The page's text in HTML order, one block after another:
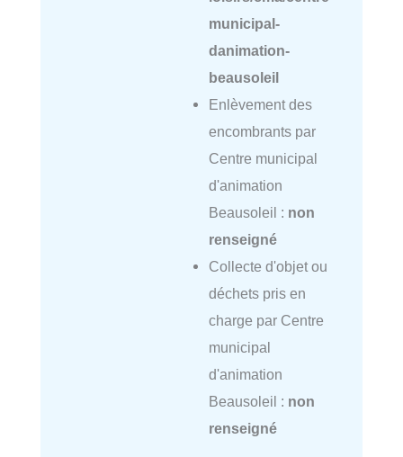
municipal-
danimation-
beausoleil
Enlèvement des
encombrants par
Centre municipal
d'animation
Beausoleil : non
renseigné
Collecte d'objet ou
déchets pris en
charge par Centre
municipal
d'animation
Beausoleil : non
renseigné